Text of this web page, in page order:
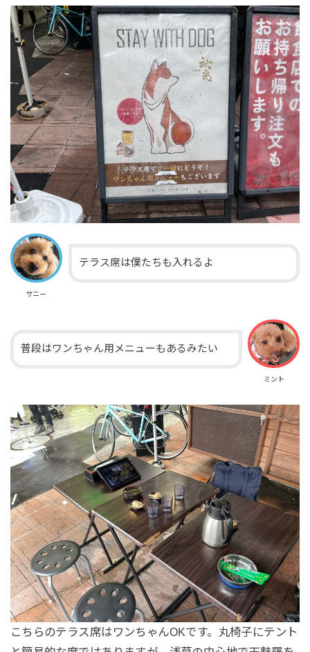
サニー
テラス席は僕たちも入れるよ
ミント
普段はワンちゃん用メニューもあるみたい
こちらのテラス席はワンちゃんOKです。丸椅子にテント